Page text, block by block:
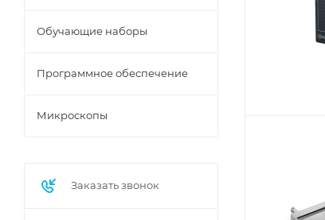
Обучающие наборы
Программное обеспечение
Микроскопы
Заказать звонок